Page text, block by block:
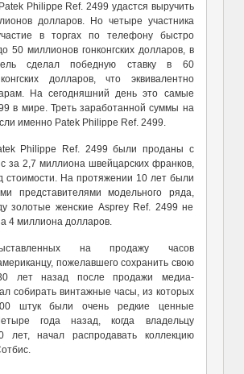
Philippe Ref. 2499 удастся выручить
долларов. Но четыре участника
в торгах по телефону быстро
50 миллионов гонконгских долларов, в
сделал победную ставку в 60
долларов, что эквивалентно
На сегодняшний день это самые
в мире. Треть заработанной суммы на
именно Patek Philippe Ref. 2499.
Philippe Ref. 2499 были проданы с
за 2,7 миллиона швейцарских франков,
стоимости. На протяжении 10 лет были
представителями модельного ряда,
золотые женские Asprey Ref. 2499 не
4 миллиона долларов.
на продажу часов
пожелавшего сохранить свою
лет назад после продажи медиа-
собирать винтажные часы, из которых
штук были очень редкие ценные
года назад, когда владельцу
лет, начал распродавать коллекцию